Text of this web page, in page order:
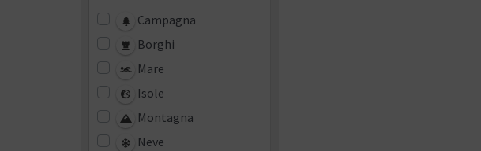
Campagna
Borghi
Mare
Isole
Montagna
Neve